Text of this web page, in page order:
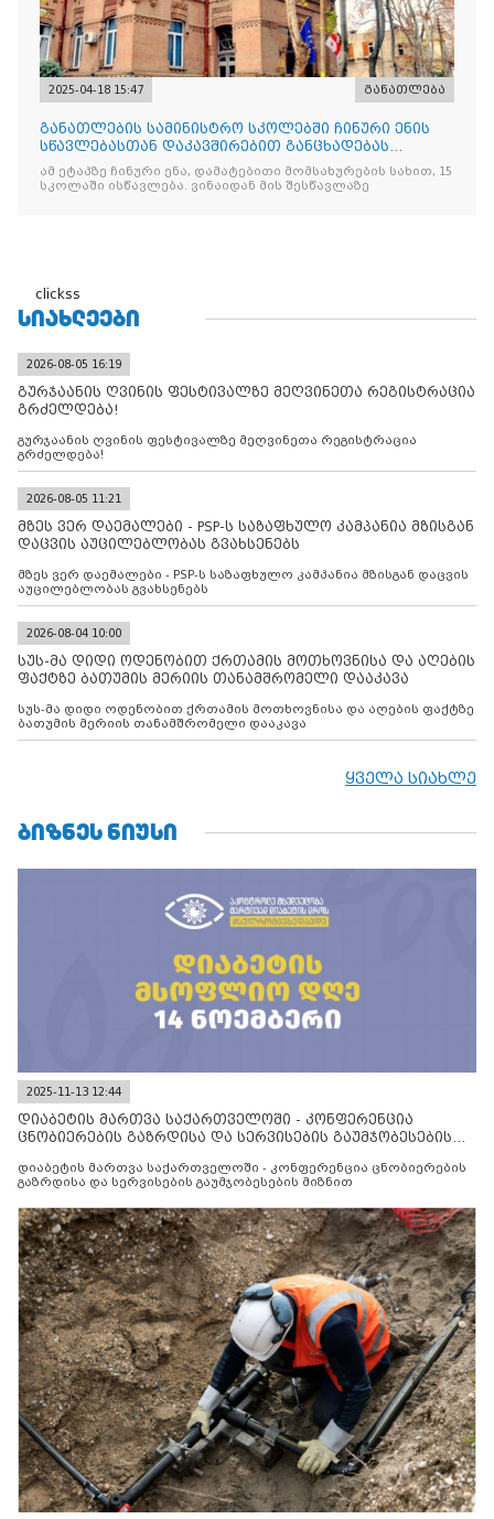
2025-04-18 15:47 განათლება
განათლების სამინისტრო სკოლებში ჩინური ენის
სწავლებასთან დაკავშირებით განცხადებას
ავრცელებს
ამ ეტაპზე ჩინური ენა, დამატებითი მომსახურების სახით, 15
სკოლაში ისწავლება. ვინაიდან მის შესწავლაზე
clickss
ᲡᲘᲐᲮᲚᲔᲔᲑᲘ
2026-08-05 16:19
გურჯაანის ღვინის ფესტივალზე მეღვინეთა რეგისტრაცია
გრძელდება!
გურჯაანის ღვინის ფესტივალზე მეღვინეთა რეგისტრაცია
გრძელდება!
2026-08-05 11:21
მზეს ვერ დაემალები - PSP-ს საზაფხულო კამპანია მზისგან
დაცვის აუცილებლობას გვახსენებს
მზეს ვერ დაემალები - PSP-ს საზაფხულო კამპანია მზისგან დაცვის
აუცილებლობას გვახსენებს
2026-08-04 10:00
სუს-მა დიდი ოდენობით ქრთამის მოთხოვნისა და აღების
ფაქტზე ბათუმის მერიის თანამშრომელი დააკავა
სუს-მა დიდი ოდენობით ქრთამის მოთხოვნისა და აღების ფაქტზე
ბათუმის მერიის თანამშრომელი დააკავა
ყველა სიახლე
ᲑᲘᲖᲜᲔᲡ ᲜᲘᲣᲡᲘ
2025-11-13 12:44
დიაბეტის მართვა საქართველოში - კონფერენცია
ცნობიერების გაზრდისა და სერვისების გაუმჯობესების
დიაბეტის მართვა საქართველოში - კონფერენცია ცნობიერების
გაზრდისა და სერვისების გაუმჯობესების მიზნით